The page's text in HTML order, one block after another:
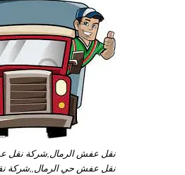
نقل عفش الرمال,شركة نقل
نقل عفش حي الرمال,,شركة